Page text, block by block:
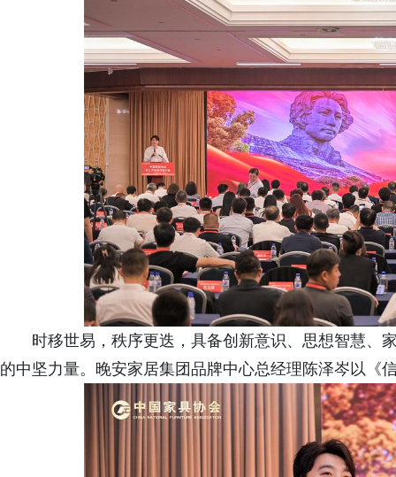
时移世易，秩序更迭，具备创新意识、思想智慧、
的中坚力量。晚安家居集团品牌中心总经理陈泽岑以《